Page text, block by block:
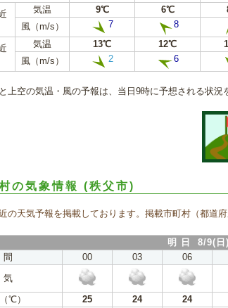
気温 9℃ 6℃
風（m/s）
7 8
気温 13℃ 12℃
風（m/s）
2 6
上空の気温・風の予報は、当日9時に予想される状況
の気象情報 (秩父市)
の天気予報を掲載しております。掲載市町村（都道
明 日 8/9(日)
00 03 06
℃）
25 24 24